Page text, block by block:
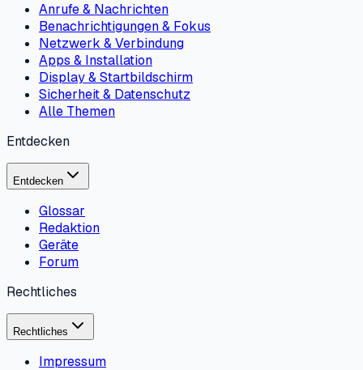
Anrufe & Nachrichten
Benachrichtigungen & Fokus
Netzwerk & Verbindung
Apps & Installation
Display & Startbildschirm
Sicherheit & Datenschutz
Alle Themen
Entdecken
Entdecken
Glossar
Redaktion
Geräte
Forum
Rechtliches
Rechtliches
Impressum